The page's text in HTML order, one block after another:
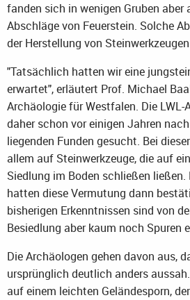
fanden sich in wenigen Gruben aber
Abschläge von Feuerstein. Solche
der Herstellung von
"Tatsächlich hatten wir eine
erwartet", erläutert Prof. Michael
Archäologie für Westfalen. Die
daher schon vor einigen Jahren
liegenden Funden gesucht. Bei
allem auf Steinwerkzeuge, die auf
Siedlung im Boden schließen
hatten diese Vermutung dann
bisherigen Erkenntnissen sind von
Besiedlung aber kaum noch Spuren
Die Archäologen gehen davon aus,
ursprünglich deutlich anders
auf einem leichten Geländesporn,